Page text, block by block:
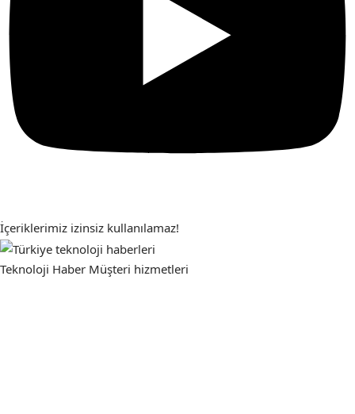
İçeriklerimiz izinsiz kullanılamaz!
Teknoloji Haber Müşteri hizmetleri